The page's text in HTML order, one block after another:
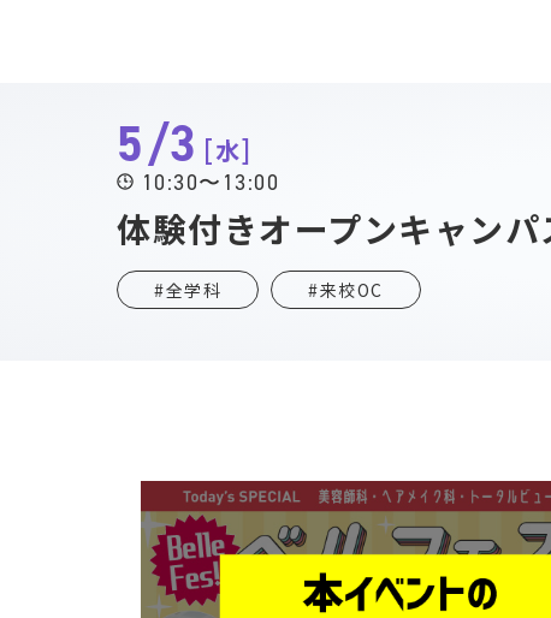
5/3 水
10:30〜13:00
体験付きオープンキャンパ
#全学科 #来校OC